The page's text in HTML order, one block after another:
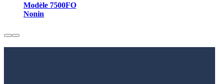
Modèle 7500FO
Nonin